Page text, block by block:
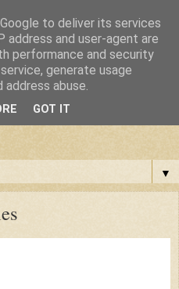
y trouverez les réflexions d'un
▼
to deliver its services
address and user-agent are
performance and security
generate usage
abuse.
GOT IT